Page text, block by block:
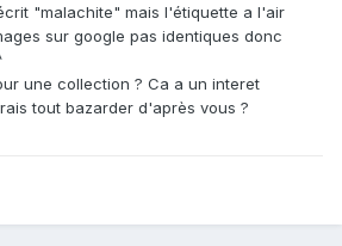
"malachite" mais l'étiquette a l'air
sur google pas identiques donc
une collection ? Ca a un interet
tout bazarder d'après vous ?